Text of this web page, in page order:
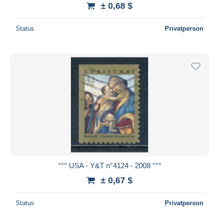
± 0,68 $
Status Privatperson
°°° USA - Y&T n°4124 - 2008 °°°
± 0,67 $
Status Privatperson